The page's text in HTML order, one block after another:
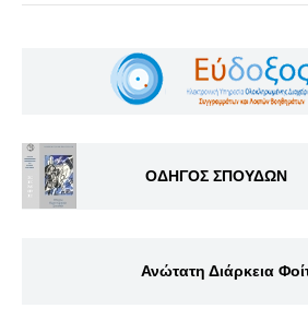
ΟΔΗΓΟΣ ΣΠΟΥΔΩΝ
Ανώτατη Διάρκεια